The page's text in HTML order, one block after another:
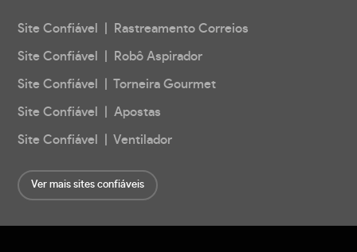
Site Confiável | Rastreamento Correios
Site Confiável | Robô Aspirador
Site Confiável | Torneira Gourmet
Site Confiável | Apostas
Site Confiável | Ventilador
Ver mais sites confiáveis